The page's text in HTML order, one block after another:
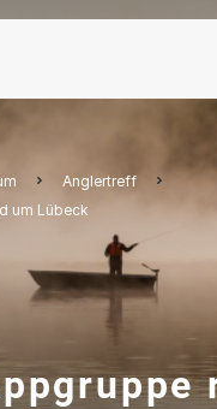
Anglertreff
um Lübeck